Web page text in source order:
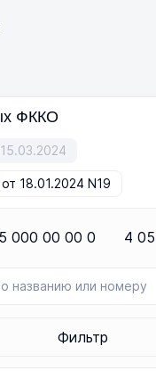
ФККО
18.01.2024 N19
000 00 00 0 4
Фильтр